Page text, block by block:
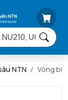
NTN Vòng bi